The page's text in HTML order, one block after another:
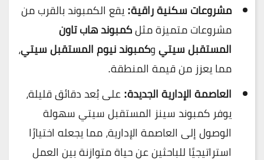
مشروعات سكنية راقية:يقع الكمبوند بالقرب من
مشروعات متميزة مثلكمبوند هاب تاون
المستقبل سيتيوكمبوند نيوم المستقبل سيتي،
مما يعزز من قيمة المنطقة.
العاصمة الإدارية الجديدة:على بُعد دقائق قليلة،
يوفر كمبوند سينز المستقبل سيتي سهولة
الوصول إلى العاصمة الإدارية، مما يجعله اختيارًا
استراتيجيًا للباحثين عن حياة متوازنة بين العمل